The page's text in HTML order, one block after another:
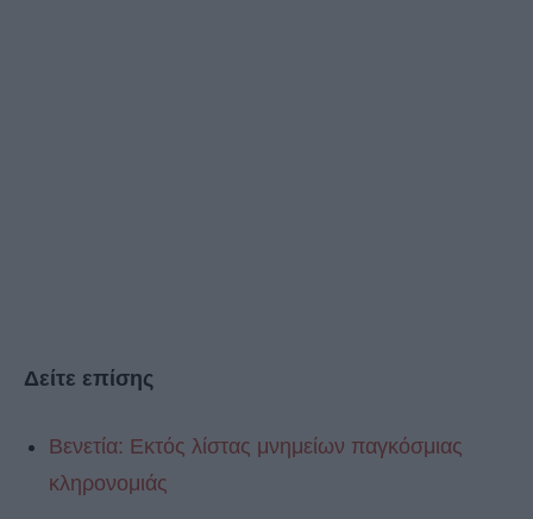
Δείτε επίσης
Βενετία: Εκτός λίστας μνημείων παγκόσμιας
κληρονομιάς